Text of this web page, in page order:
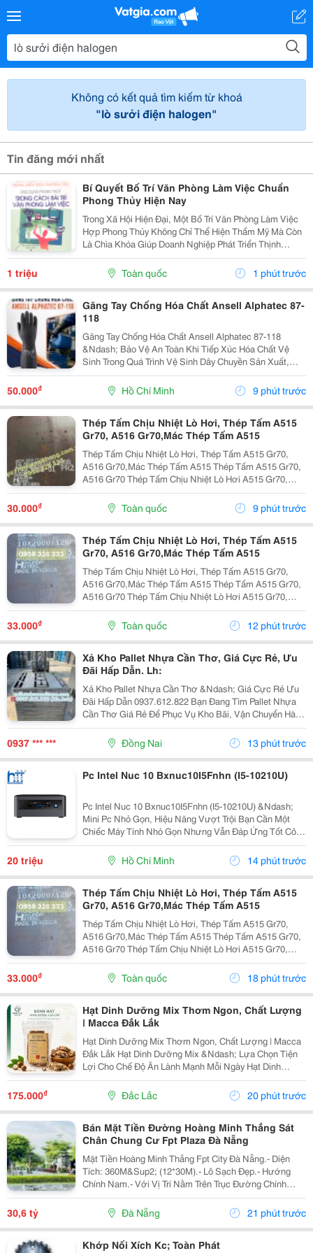
Không có kết quả tìm kiếm từ khoá
"lò sưởi điện halogen"
Tin đăng mới nhất
Bí Quyết Bố Trí Văn Phòng Làm Việc Chuẩn
Phong Thủy Hiện Nay
Trong Xã Hội Hiện Đại, Một Bố Trí Văn Phòng Làm Việc
Hợp Phong Thủy Không Chỉ Thể Hiện Thẩm Mỹ Mà Còn
Là Chìa Khóa Giúp Doanh Nghiệp Phát Triển Thịnh
Vượng. Văn Phòng Là Nơi Hội Tụ Năng Lượng Của Con
Người, Tài Vận Và Trí Tuệ. Nếu Dòng Khí Trong...
1 triệu Toàn quốc 1 phút trước
Găng Tay Chống Hóa Chất Ansell Alphatec 87-
118
Găng Tay Chống Hóa Chất Ansell Alphatec 87-118
&Ndash; Bảo Vệ An Toàn Khi Tiếp Xúc Hóa Chất Vệ
Sinh Trong Quá Trình Vệ Sinh Dây Chuyền Sản Xuất,
Nhà Máy Và Khu Công Nghiệp, Người Lao Động
Thường Xuyên Tiếp Xúc Với Hóa Chất Tẩy Rửa, Dung
Dịch Khử...
50.000₫ Hồ Chí Minh 9 phút trước
Thép Tấm Chịu Nhiệt Lò Hơi, Thép Tấm A515
Gr70, A516 Gr70,Mác Thép Tấm A515
Thép Tấm Chịu Nhiệt Lò Hơi, Thép Tấm A515 Gr70,
A516 Gr70,Mác Thép Tấm A515 Thép Tấm A515 Gr70,
A516 Gr70 Thép Tấm Chịu Nhiệt Lò Hơi A515 Gr70,
A516 Gr70,20Mm,25Mm Thép Tấm Lò Hơi A515 Gr70
Là Loại Thép Hợp Kim Carbon-Silicon Chất Lượng
30.000₫ Toàn quốc 9 phút trước
Thép Tấm Chịu Nhiệt Lò Hơi, Thép Tấm A515
Gr70, A516 Gr70,Mác Thép Tấm A515
Thép Tấm Chịu Nhiệt Lò Hơi, Thép Tấm A515 Gr70,
A516 Gr70,Mác Thép Tấm A515 Thép Tấm A515 Gr70,
A516 Gr70 Thép Tấm Chịu Nhiệt Lò Hơi A515 Gr70,
A516 Gr70,20Mm,25Mm Thép Tấm Lò Hơi A515 Gr70
Là Loại Thép Hợp Kim Carbon-Silicon Chất Lượng
33.000₫ Toàn quốc 12 phút trước
Xả Kho Pallet Nhựa Cần Thơ, Giá Cực Rẻ, Ưu
Đãi Hấp Dẫn. Lh:
Xả Kho Pallet Nhựa Cần Thơ &Ndash; Giá Cực Rẻ Ưu
Đãi Hấp Dẫn 0937.612.822 Bạn Đang Tìm Pallet Nhựa
Cần Thơ Giá Rẻ Để Phục Vụ Kho Bãi, Vận Chuyển Hàng
Hóa Hay Xuất Khẩu? Đây Chính Là Cơ Hội Không Nên
Bỏ Lỡ! ✅ Vì Sao Nên Chọn Pallet Nhựa Xả Kho? ...
0937 *** *** Đồng Nai 13 phút trước
Pc Intel Nuc 10 Bxnuc10I5Fnhn (I5-10210U)
Pc Intel Nuc 10 Bxnuc10I5Fnhn (I5-10210U) &Ndash;
Mini Pc Nhỏ Gọn, Hiệu Năng Vượt Trội Bạn Cần Một
Chiếc Máy Tính Nhỏ Gọn Nhưng Vẫn Đáp Ứng Tốt Công
Việc Văn Phòng, Học Tập Hay Giải Trí? Pc Intel Nuc 10
Bxnuc10I5Fnhn (I5-10210U) Là Lựa Chọn Lý Tưởng...
20 triệu Hồ Chí Minh 14 phút trước
Thép Tấm Chịu Nhiệt Lò Hơi, Thép Tấm A515
Gr70, A516 Gr70,Mác Thép Tấm A515
Thép Tấm Chịu Nhiệt Lò Hơi, Thép Tấm A515 Gr70,
A516 Gr70,Mác Thép Tấm A515 Thép Tấm A515 Gr70,
A516 Gr70 Thép Tấm Chịu Nhiệt Lò Hơi A515 Gr70,
A516 Gr70,20Mm,25Mm Thép Tấm Lò Hơi A515 Gr70
Là Loại Thép Hợp Kim Carbon-Silicon Chất Lượng
33.000₫ Toàn quốc 18 phút trước
Hạt Dinh Dưỡng Mix Thơm Ngon, Chất Lượng
| Macca Đắk Lắk
Hạt Dinh Dưỡng Mix Thơm Ngon, Chất Lượng | Macca
Đắk Lắk Hạt Dinh Dưỡng Mix &Ndash; Lựa Chọn Tiện
Lợi Cho Chế Độ Ăn Lành Mạnh Mỗi Ngày Hạt Dinh
Dưỡng Mix Là Sự Kết Hợp Của Nhiều Loại Hạt Giàu
Dưỡng Chất, Mang Đến Hương Vị Thơm Ngon Và Tiện
175.000₫ Đắc Lắc 20 phút trước
Bán Mặt Tiền Đường Hoàng Minh Thắng Sát
Chân Chung Cư Fpt Plaza Đà Nẵng
Mặt Tiền Hoàng Minh Thắng Fpt City Đà Nẵng.- Diện
Tích: 360M&Sup2; (12*30M).- Lô Sạch Đẹp.- Hướng
Chính Nam.- Với Vị Trí Nằm Trên Trục Đường Chính
Thông Từ Sân Bay Quốc Tế Đà Nẵng Ra Đến Bãi Tắm
Tân Trà. Là Một Trong Những Tuyến Đường Huyết Mạch
30,6 tỷ Đà Nẵng 21 phút trước
Khớp Nối Xích Kc; Toàn Phát